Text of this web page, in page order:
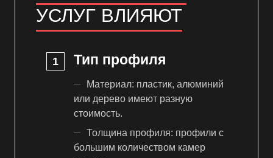
УСЛУГ ВЛИЯЮТ
Тип профиля
Материал: пластик, алюминий
или дерево имеют разную
стоимость.
Толщина профиля: профили с
большим количеством камер